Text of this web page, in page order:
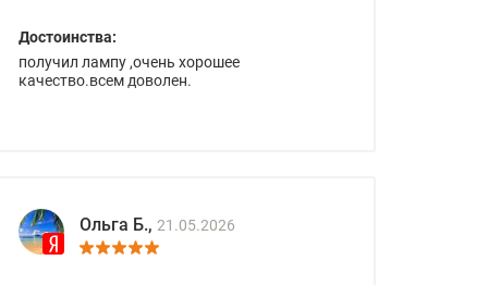
Достоинства:
получил лампу ,очень хорошее
качество.всем доволен.
Ольга Б., 21.05.2026